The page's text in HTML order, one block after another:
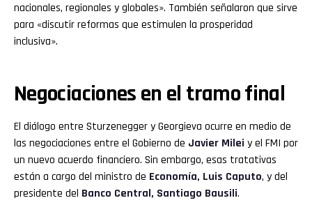
nacionales, regionales y globales». También señalaron que sirve
para «discutir reformas que estimulen la prosperidad
inclusiva».
Negociaciones en el tramo final
El diálogo entre Sturzenegger y Georgieva ocurre en medio de
las negociaciones entre el Gobierno de Javier Milei y el FMI por
un nuevo acuerdo financiero. Sin embargo, esas tratativas
están a cargo del ministro de Economía, Luis Caputo, y del
presidente del Banco Central, Santiago Bausili.
Whatsapp